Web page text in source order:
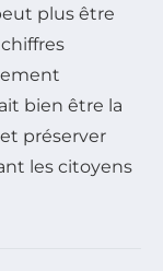
plus être
bien être la
préserver
les citoyens